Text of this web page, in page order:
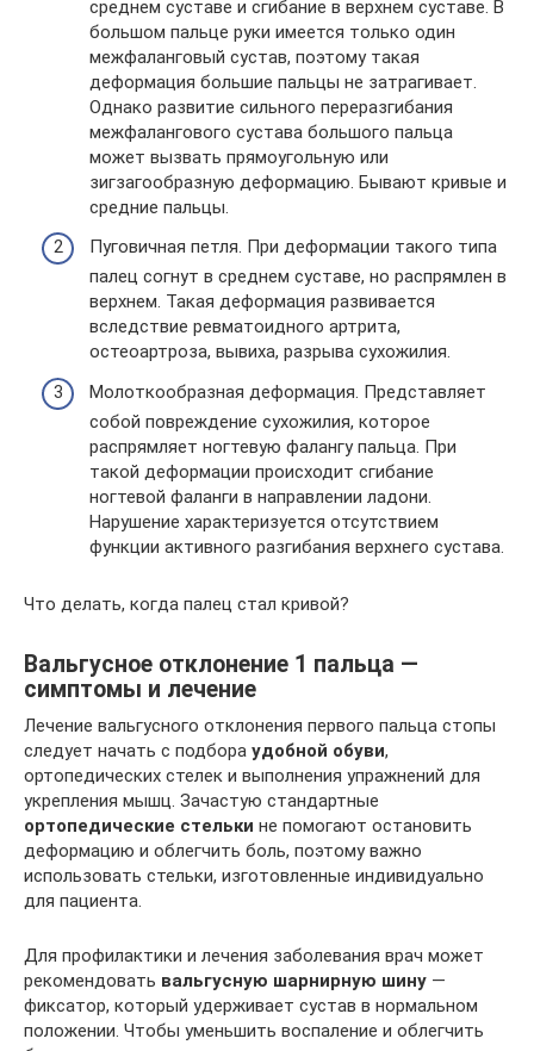
среднем суставе и сгибание в верхнем суставе. В
большом пальце руки имеется только один
межфаланговый сустав, поэтому такая
деформация большие пальцы не затрагивает.
Однако развитие сильного переразгибания
межфалангового сустава большого пальца
может вызвать прямоугольную или
зигзагообразную деформацию. Бывают кривые и
средние пальцы.
Пуговичная петля. При деформации такого типа
палец согнут в среднем суставе, но распрямлен в
верхнем. Такая деформация развивается
вследствие ревматоидного артрита,
остеоартроза, вывиха, разрыва сухожилия.
Молоткообразная деформация. Представляет
собой повреждение сухожилия, которое
распрямляет ногтевую фалангу пальца. При
такой деформации происходит сгибание
ногтевой фаланги в направлении ладони.
Нарушение характеризуется отсутствием
функции активного разгибания верхнего сустава.
Что делать, когда палец стал кривой?
Вальгусное отклонение 1 пальца —
симптомы и лечение
Лечение вальгусного отклонения первого пальца стопы
следует начать с подбора удобной обуви,
ортопедических стелек и выполнения упражнений для
укрепления мышц. Зачастую стандартные
ортопедические стельки не помогают остановить
деформацию и облегчить боль, поэтому важно
использовать стельки, изготовленные индивидуально
для пациента.
Для профилактики и лечения заболевания врач может
рекомендовать вальгусную шарнирную шину —
фиксатор, который удерживает сустав в нормальном
положении. Чтобы уменьшить воспаление и облегчить